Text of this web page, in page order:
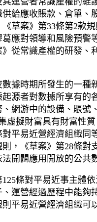
給應收賬款、倉單
草案》第33條第2款
應對領導和風險預警
從常識產權的研發
據時期所發生的一
源者對數據所享有
游中的設備、賬號
虛擬財富具有財富性
平易近營經濟組織
，《草案》第28條
法開闢應用開放的公共
條對平易近事主體
運營經過歷程中能
平易近營經濟組織